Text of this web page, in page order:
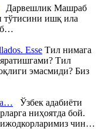
Дарвешлик Машраб
тўтисини ишқ ила
Esse Тил нимага
Тил
эмасмиди? Биз
Ўзбек адабиёти
ниҳоятда бой.
чин…